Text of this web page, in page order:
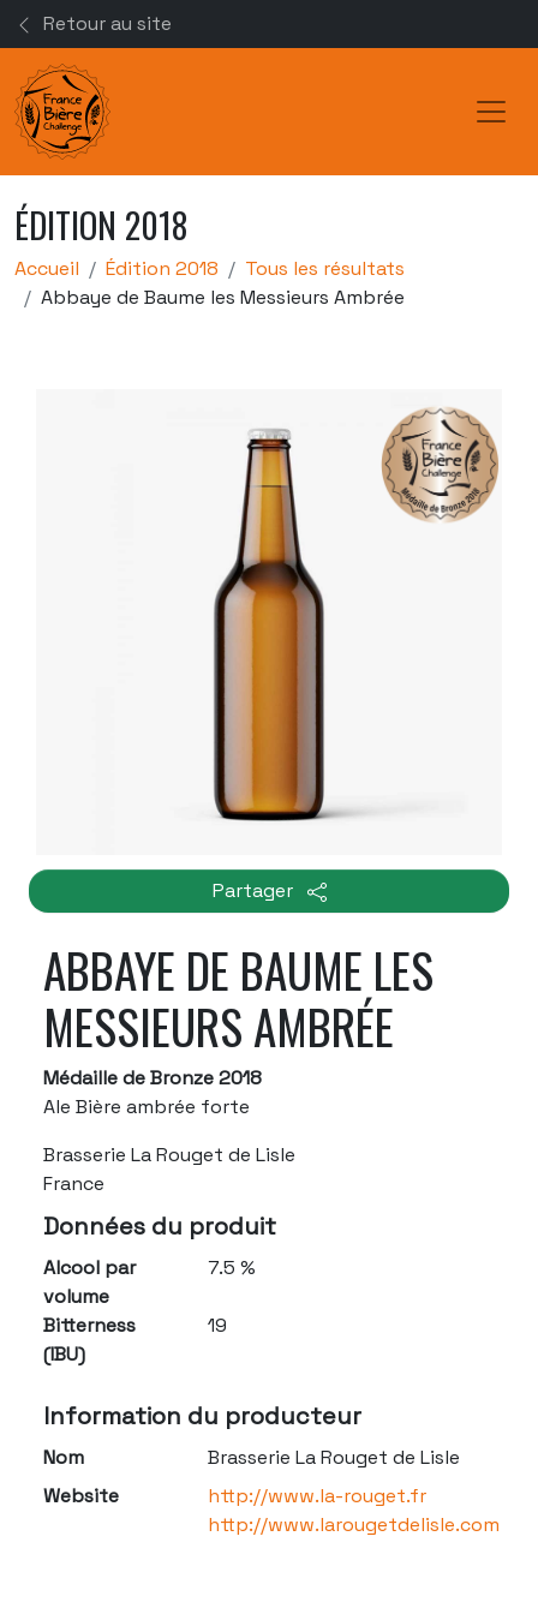
Retour au site
ÉDITION 2018
Accueil Édition 2018
Tous les résultats
Abbaye de Baume les Messieurs Ambrée
Partager
ABBAYE DE BAUME LES
MESSIEURS AMBRÉE
Médaille de Bronze 2018
Ale Bière ambrée forte
Brasserie La Rouget de Lisle
France
Données du produit
Alcool par
volume
7.5 %
Bitterness
(IBU)
19
Information du producteur
Nom
Brasserie La Rouget de Lisle
Website
http://www.la-rouget.fr
http://www.larougetdelisle.com